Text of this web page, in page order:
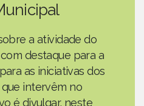
a atividade do
destaque para a
as iniciativas dos
intervêm no
é divulgar, neste